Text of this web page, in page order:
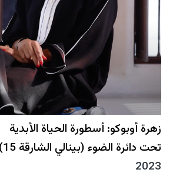
زهرة أوبوكو: أسطورة الحياة الأبدية
تحت دائرة الضوء (بينالي الشارقة 15)
2023